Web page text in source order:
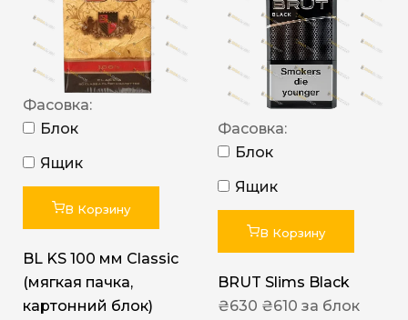
Фасовка:
Блок
Ящик
В Корзину
BL KS 100 мм Classic
(мягкая пачка,
картонний блок)
Фасовка:
Блок
Ящик
В Корзину
BRUT Slims Black
₴630 ₴610 за блок